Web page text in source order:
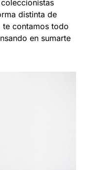
distinta de
te contamos todo
en sumarte